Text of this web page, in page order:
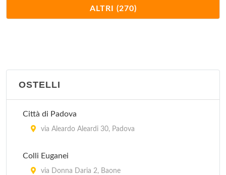
viale Felice Cavallotti 44, Padova
via Capitello 12, Megliadino San Vitale
via Fra' Paolo Sarpi 40, Padova
ALTRI (270)
OSTELLI
Città di Padova
via Aleardo Aleardi 30, Padova
Colli Euganei
via Donna Daria 2, Baone